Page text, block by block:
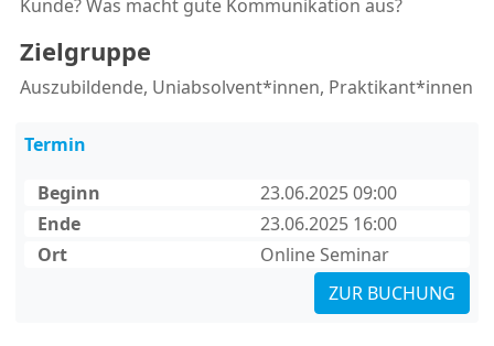
Kunde? Was macht gute Kommunikation aus?
Zielgruppe
Auszubildende, Uniabsolvent*innen, Praktikant*innen
Termin
Beginn
23.06.2025 09:00
Ende
23.06.2025 16:00
Ort
Online Seminar
ZUR BUCHUNG